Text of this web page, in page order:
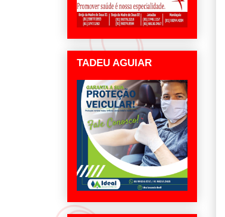
TADEU AGUIAR